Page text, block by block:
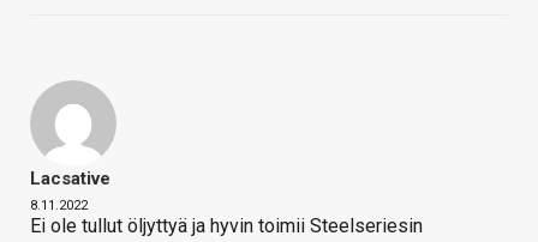
Lacsative
8.11.2022
Ei ole tullut öljyttyä ja hyvin toimii Steelseriesin